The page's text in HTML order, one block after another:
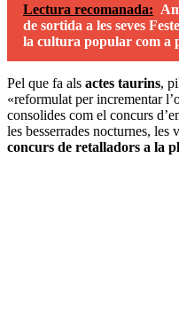
Lectura recomanada:
de sortida a les seves
la cultura popular com a
Pel que fa als actes taurins,
«reformulat per incrementar
consolides com el concurs
les besserrades nocturnes, les
concurs de retalladors a la